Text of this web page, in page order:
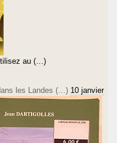
au (…)
les Landes (…) 10 janvier